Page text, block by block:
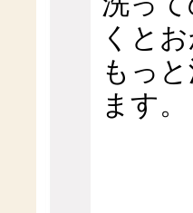
くと
もっ
ます。